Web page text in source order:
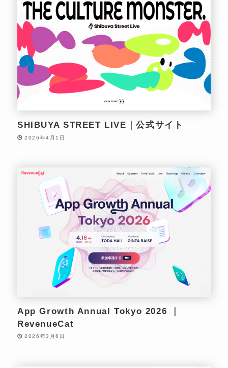
SHIBUYA STREET LIVE｜公式サイト
2026年4月1日
App Growth Annual Tokyo 2026 ｜
RevenueCat
2026年3月6日